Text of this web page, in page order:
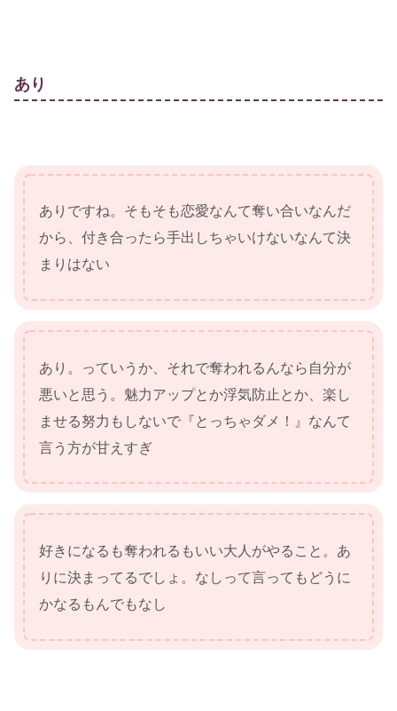
あり
ありですね。そもそも恋愛なんて奪い合いなんだ
から、付き合ったら手出しちゃいけないなんて決
まりはない
あり。っていうか、それで奪われるんなら自分が
悪いと思う。魅力アップとか浮気防止とか、楽し
ませる努力もしないで『とっちゃダメ！』なんて
言う方が甘えすぎ
好きになるも奪われるもいい大人がやること。あ
りに決まってるでしょ。なしって言ってもどうに
かなるもんでもなし